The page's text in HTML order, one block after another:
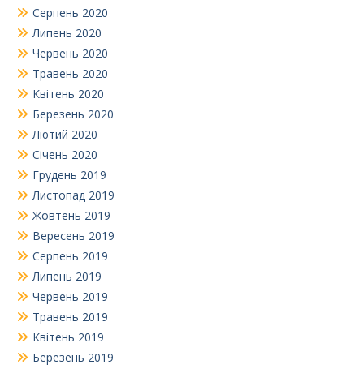
Серпень 2020
Липень 2020
Червень 2020
Травень 2020
Квітень 2020
Березень 2020
Лютий 2020
Січень 2020
Грудень 2019
Листопад 2019
Жовтень 2019
Вересень 2019
Серпень 2019
Липень 2019
Червень 2019
Травень 2019
Квітень 2019
Березень 2019